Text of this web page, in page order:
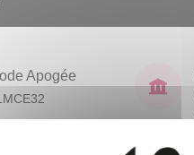
Apogée